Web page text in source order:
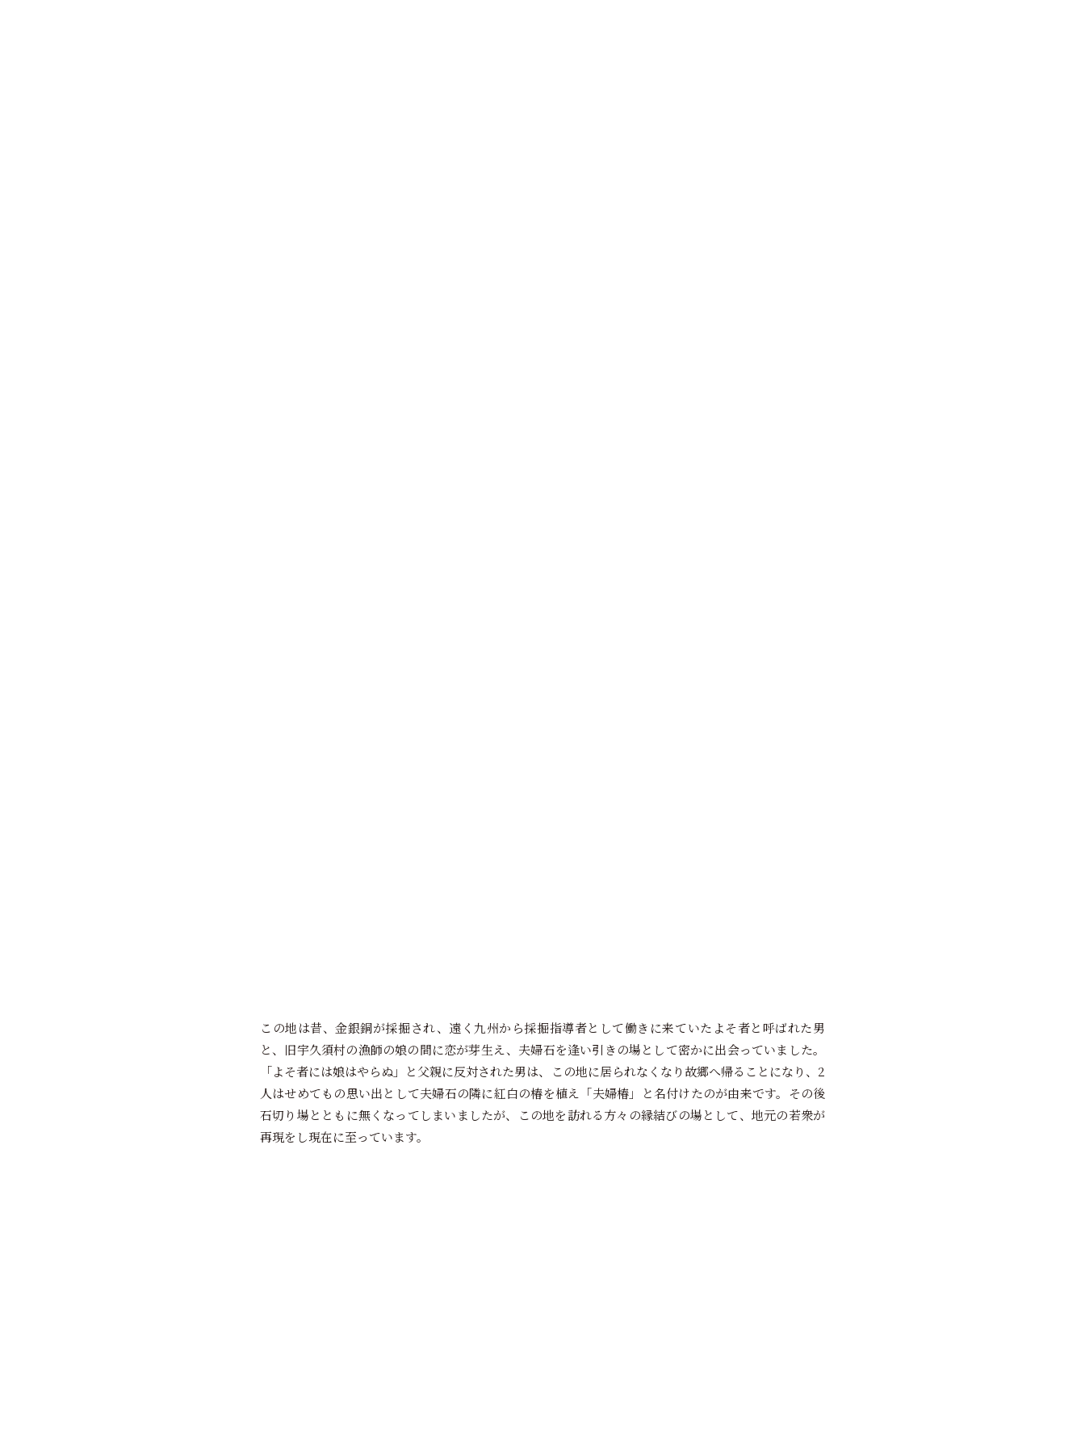
この地は昔、金銀銅が採掘され、遠く九州から採掘指導者として働きに来ていたよそ者と呼ばれた男
と、旧宇久須村の漁師の娘の間に恋が芽生え、夫婦石を逢い引きの場として密かに出会っていました。
「よそ者には娘はやらぬ」と父親に反対された男は、この地に居られなくなり故郷へ帰ることになり、2
人はせめてもの思い出として夫婦石の隣に紅白の椿を植え「夫婦椿」と名付けたのが由来です。その後
石切り場とともに無くなってしまいましたが、この地を訪れる方々の縁結びの場として、地元の若衆が
再現をし現在に至っています。